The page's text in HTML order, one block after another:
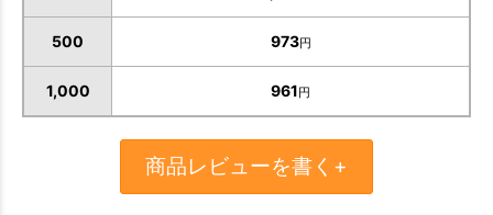
お買い物を続ける カートへ進む
500 973円
1,000 961円
商品レビューを書く+